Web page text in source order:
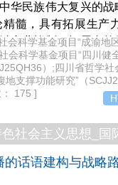
华民族伟大复兴的
髓，具有拓展生产
产业控制、拓展内
优化重大生产力布
全水平，构筑向西
家战略腹地建设，应
与战略物资储备能
会科学基金项目“成渝地
会科学基金项目“四川
）;四川省哲学
地支撑功能研究”（
175 ]
社会主义思想_国
话语建构与战略